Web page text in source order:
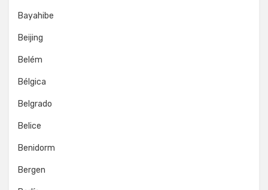
Bayahibe
Beijing
Belém
Bélgica
Belgrado
Belice
Benidorm
Bergen